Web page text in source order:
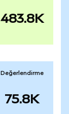
483.8K
Değerlendirme
75.8K